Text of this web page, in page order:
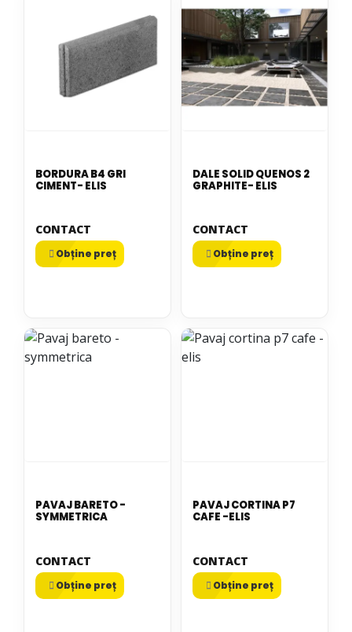
BORDURA B4 GRI
CIMENT- ELIS
CONTACT
Obține preț
DALE SOLID QUENOS 2
GRAPHITE- ELIS
CONTACT
Obține preț
PAVAJ BARETO -
SYMMETRICA
CONTACT
Obține preț
PAVAJ CORTINA P7
CAFE -ELIS
CONTACT
Obține preț